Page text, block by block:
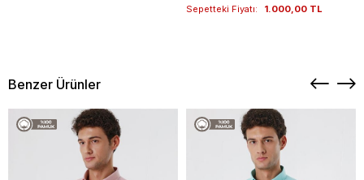
Sepetteki Fiyatı: 1.000,00 TL
Benzer Ürünler